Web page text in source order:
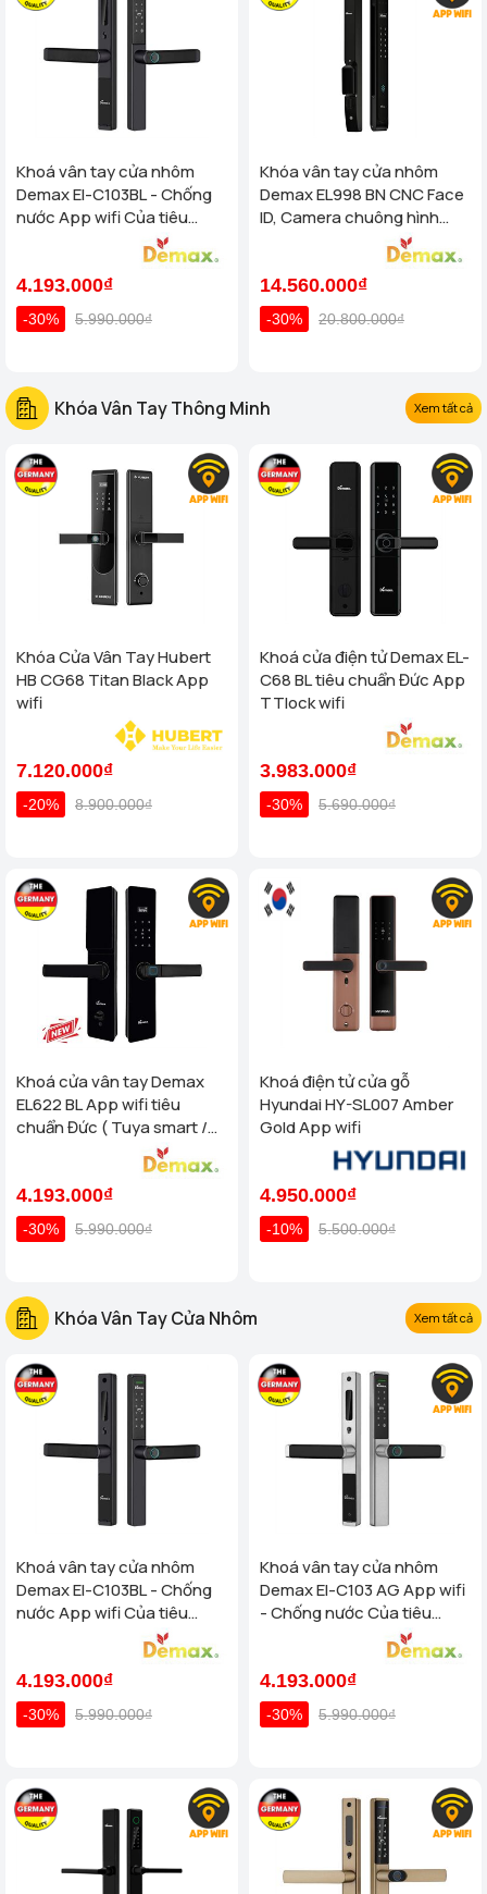
Khoá vân tay cửa nhôm
Demax El-C103BL - Chống
nước App wifi Của tiêu
4.193.000₫
-30% 5.990.000₫
Khóa vân tay cửa nhôm
Demax EL998 BN CNC Face
ID, Camera chuông hình
chống nước của tiêu chuẩn
14.560.000₫
-30% 20.800.000₫
Khóa Vân Tay Thông Minh Xem tất cả
Khóa Cửa Vân Tay Hubert
HB CG68 Titan Black App
wifi
7.120.000₫
-20% 8.900.000₫
Khoá cửa điện tử Demax EL-
C68 BL tiêu chuẩn Đức App
TTlock wifi
3.983.000₫
-30% 5.690.000₫
Khoá cửa vân tay Demax
EL622 BL App wifi tiêu
chuẩn Đức ( Tuya smart /
4.193.000₫
-30% 5.990.000₫
Khoá điện tử cửa gỗ
Hyundai HY-SL007 Amber
Gold App wifi
4.950.000₫
-10% 5.500.000₫
Khóa Vân Tay Cửa Nhôm Xem tất cả
Khoá vân tay cửa nhôm
Demax El-C103BL - Chống
nước App wifi Của tiêu
4.193.000₫
-30% 5.990.000₫
Khoá vân tay cửa nhôm
Demax El-C103 AG App wifi
- Chống nước Của tiêu
4.193.000₫
-30% 5.990.000₫